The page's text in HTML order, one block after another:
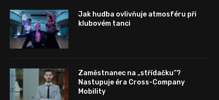
Jak hudba ovlivňuje atmosféru při
klubovém tanci
Zaměstnanec na „střídačku“?
Nastupuje éra Cross-Company
Mobility